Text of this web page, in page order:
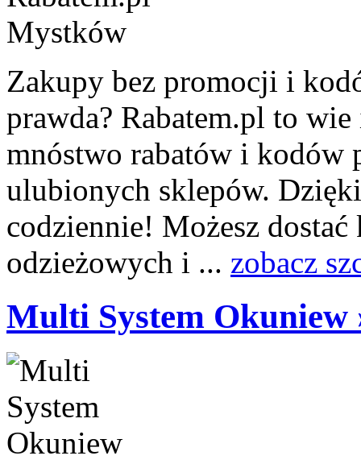
Zakupy bez promocji i
prawda? Rabatem.pl to
mnóstwo rabatów i kodów
ulubionych sklepów.
codziennie! Możesz
odzieżowych i ... zobacz
Multi System Okuniew